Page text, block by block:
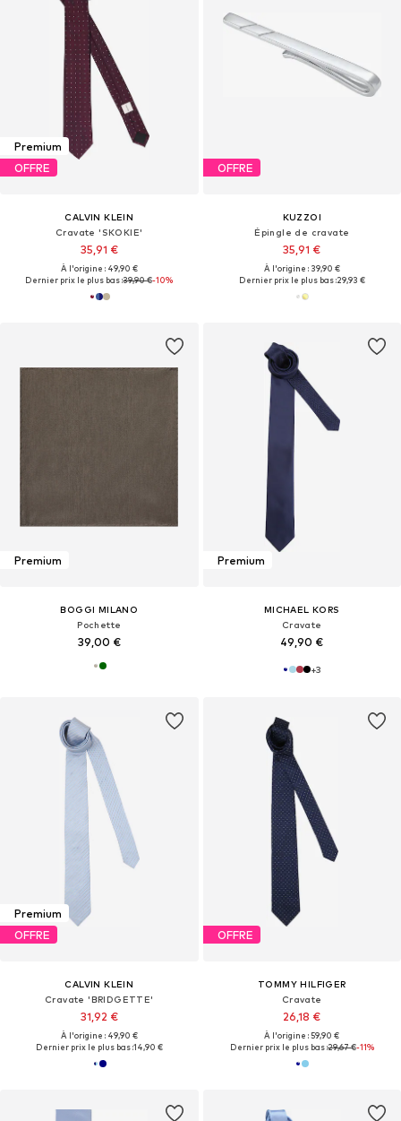
Premium
OFFRE
CALVIN KLEIN
Cravate 'SKOKIE'
35,91 €
À l'origine : 49,90 €
Dernier prix le plus bas :39,90 €-10%
OFFRE
KUZZOI
Épingle de cravate
35,91 €
À l'origine : 39,90 €
Dernier prix le plus bas :29,93 €
Premium
BOGGI MILANO
Pochette
39,00 €
Premium
MICHAEL KORS
Cravate
49,90 €
+3
Premium
OFFRE
CALVIN KLEIN
Cravate 'BRIDGETTE'
31,92 €
À l'origine : 49,90 €
Dernier prix le plus bas :14,90 €
OFFRE
TOMMY HILFIGER
Cravate
26,18 €
À l'origine : 59,90 €
Dernier prix le plus bas :29,67 €-11%